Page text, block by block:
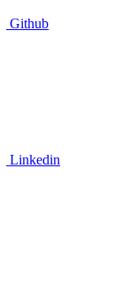
Github
Linkedin